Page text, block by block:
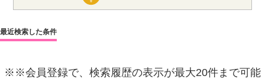
最近検索した条件
※※会員登録で、検索履歴の表示が最大20件まで可能